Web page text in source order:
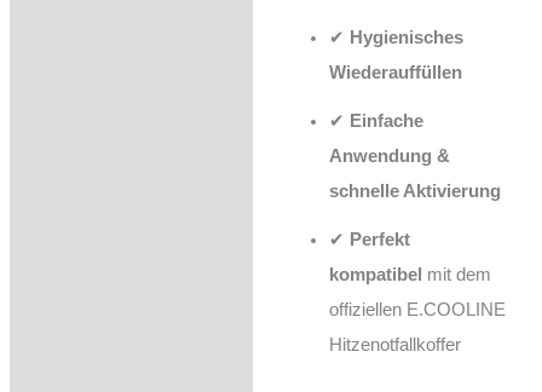
✔ Hygienisches
Wiederauffüllen
✔ Einfache
Anwendung &
schnelle Aktivierung
✔ Perfekt
kompatibel mit dem
offiziellen E.COOLINE
Hitzenotfallkoffer